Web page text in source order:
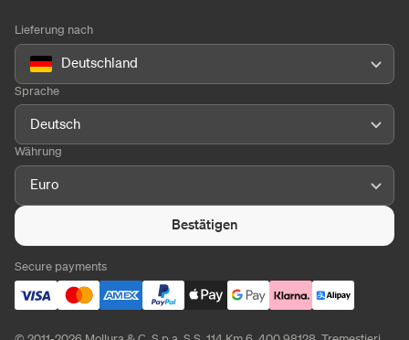
Lieferung nach
Deutschland
Sprache
Deutsch
Währung
Euro
Bestätigen
Secure payments